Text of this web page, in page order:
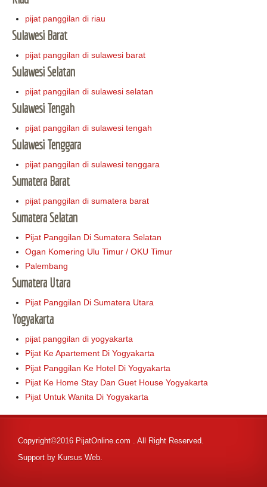
pijat panggilan di riau
Sulawesi Barat
pijat panggilan di sulawesi barat
Sulawesi Selatan
pijat panggilan di sulawesi selatan
Sulawesi Tengah
pijat panggilan di sulawesi tengah
Sulawesi Tenggara
pijat panggilan di sulawesi tenggara
Sumatera Barat
pijat panggilan di sumatera barat
Sumatera Selatan
Pijat Panggilan Di Sumatera Selatan
Ogan Komering Ulu Timur / OKU Timur
Palembang
Sumatera Utara
Pijat Panggilan Di Sumatera Utara
Yogyakarta
pijat panggilan di yogyakarta
Pijat Ke Apartement Di Yogyakarta
Pijat Panggilan Ke Hotel Di Yogyakarta
Pijat Ke Home Stay Dan Guet House Yogyakarta
Pijat Untuk Wanita Di Yogyakarta
Copyright©2016 PijatOnline.com . All Right Reserved.
Support by Kursus Web.